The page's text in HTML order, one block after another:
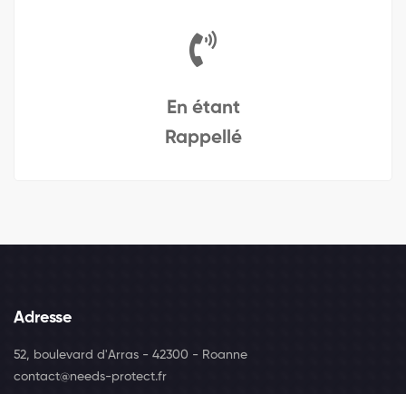
En étant
Rappellé
Adresse
52, boulevard d'Arras - 42300 - Roanne
contact@needs-protect.fr